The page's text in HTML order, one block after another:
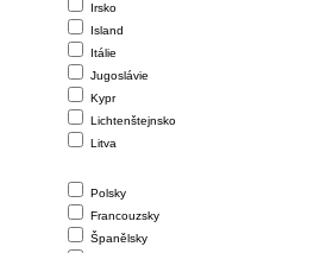
Irsko
Island
Itálie
Jugoslávie
Kypr
Lichtenštejnsko
Litva
Polsky
Francouzsky
Španělsky